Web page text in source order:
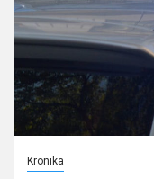
Kronika